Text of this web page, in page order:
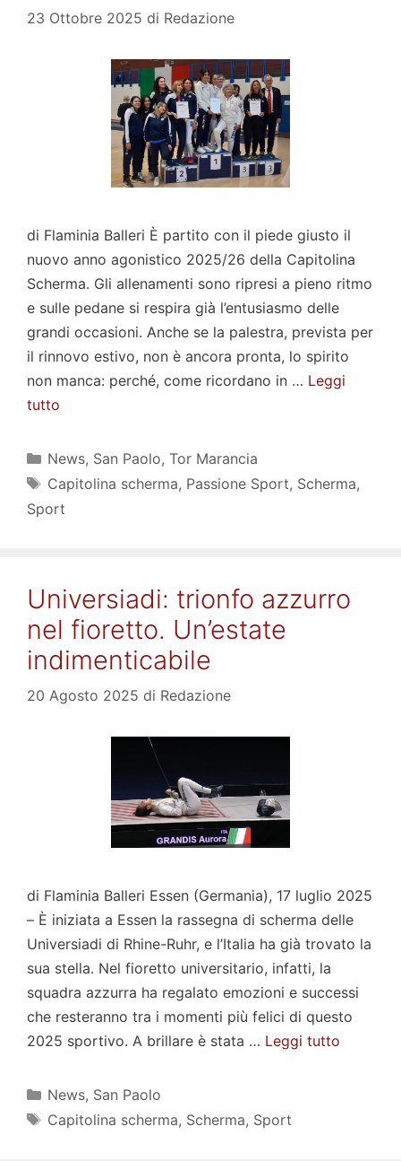
23 Ottobre 2025 di Redazione
di Flaminia Balleri È partito con il piede giusto il
nuovo anno agonistico 2025/26 della Capitolina
Scherma. Gli allenamenti sono ripresi a pieno ritmo
e sulle pedane si respira già l’entusiasmo delle
grandi occasioni. Anche se la palestra, prevista per
il rinnovo estivo, non è ancora pronta, lo spirito
non manca: perché, come ricordano in … Leggi
tutto
Categorie
News, San Paolo, Tor Marancia
Tag
Capitolina scherma, Passione Sport, Scherma,
Sport
Universiadi: trionfo azzurro
nel fioretto. Un’estate
indimenticabile
20 Agosto 2025 di Redazione
di Flaminia Balleri Essen (Germania), 17 luglio 2025
– È iniziata a Essen la rassegna di scherma delle
Universiadi di Rhine-Ruhr, e l’Italia ha già trovato la
sua stella. Nel fioretto universitario, infatti, la
squadra azzurra ha regalato emozioni e successi
che resteranno tra i momenti più felici di questo
2025 sportivo. A brillare è stata … Leggi tutto
Categorie
News, San Paolo
Tag
Capitolina scherma, Scherma, Sport